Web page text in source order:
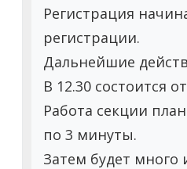
Регистрация
регистрации.
Дальнейшие
В 12.30 состоится
Работа секции
по 3 минуты.
Затем будет